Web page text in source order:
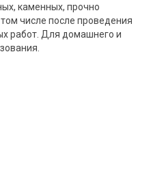
каменных, прочно
числе после проведения
работ. Для домашнего и